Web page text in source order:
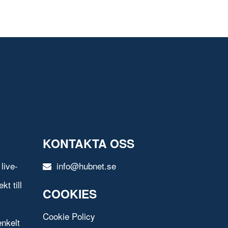
till
KONTAKTA OSS
info@hubnet.se
COOKIES
Cookie Policy